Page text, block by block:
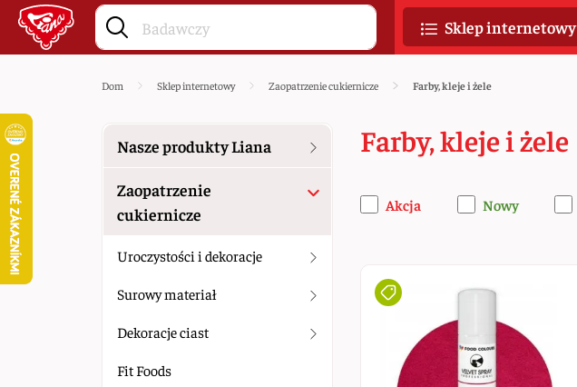
Dom Sklep internetowy Zaopatrzenie cukiernicze Farby, kleje i żele
Farby, kleje i żele
Akcja Nowy
Nasze produkty Liana
Zaopatrzenie
cukiernicze
Uroczystości i dekoracje
Surowy materiał
Dekoracje ciast
Fit Foods
Sklep internetowy